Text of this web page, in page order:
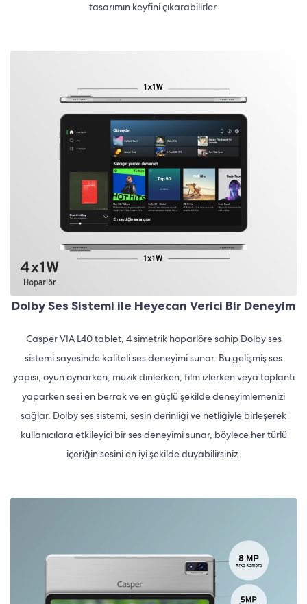
tasarımın keyfini çıkarabilirler.
Dolby Ses Sistemi ile Heyecan Verici Bir Deneyim
Casper VIA L40 tablet, 4 simetrik hoparlöre sahip Dolby ses
sistemi sayesinde kaliteli ses deneyimi sunar. Bu gelişmiş ses
yapısı, oyun oynarken, müzik dinlerken, film izlerken veya toplantı
yaparken sesi en berrak ve en güçlü şekilde deneyimlemenizi
sağlar. Dolby ses sistemi, sesin derinliği ve netliğiyle birleşerek
kullanıcılara etkileyici bir ses deneyimi sunar, böylece her türlü
içeriğin sesini en iyi şekilde duyabilirsiniz.